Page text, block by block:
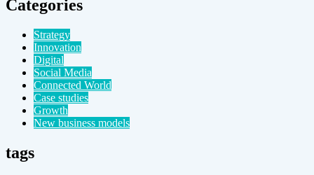
Categories
Strategy
Innovation
Digital
Social Media
Connected World
Case studies
Growth
New business models
tags